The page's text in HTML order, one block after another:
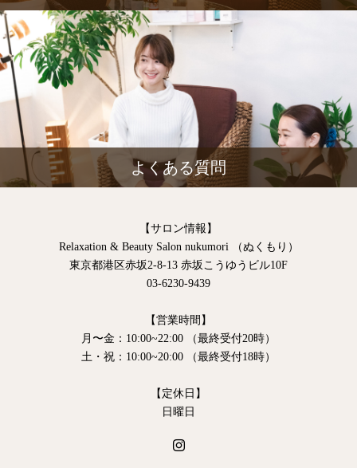
よくある質問
【サロン情報】
Relaxation & Beauty Salon nukumori （ぬくもり）
東京都港区赤坂2-8-13 赤坂こうゆうビル10F
03-6230-9439
【営業時間】
月〜金：10:00~22:00 （最終受付20時）
土・祝：10:00~20:00 （最終受付18時）
【定休日】
日曜日